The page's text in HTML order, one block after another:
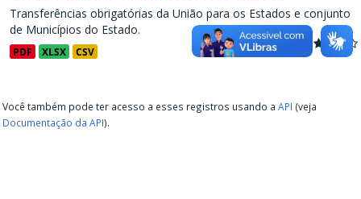
Transferências obrigatórias da União para os Estados e conjunto
de Municípios do Estado.
PDF XLSX CSV
Você também pode ter acesso a esses registros usando a API (veja
Documentação da API).